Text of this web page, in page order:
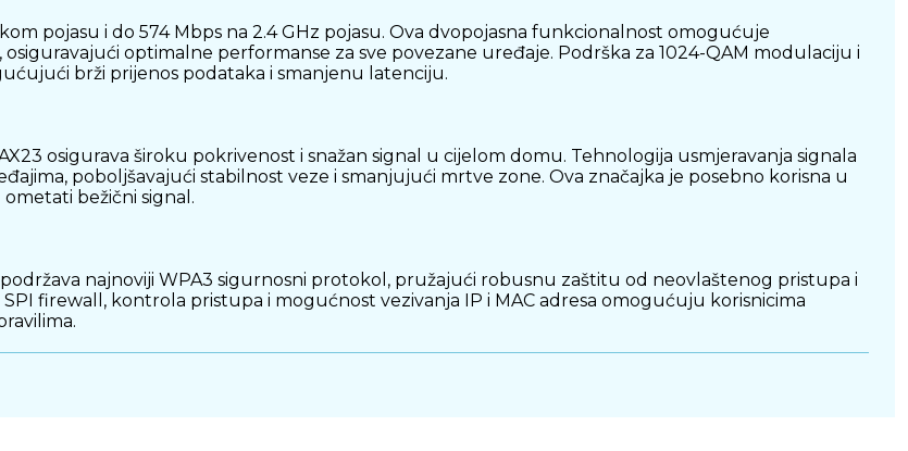
pojasu i do 574 Mbps na 2.4 GHz pojasu. Ova dvopojasna funkcionalnost omogućuje
optimalne performanse za sve povezane uređaje. Podrška za 1024-QAM modulaciju i
brži prijenos podataka i smanjenu latenciju.
osigurava široku pokrivenost i snažan signal u cijelom domu. Tehnologija usmjeravanja signala
poboljšavajući stabilnost veze i smanjujući mrtve zone. Ova značajka je posebno korisna u
bežični signal.
najnoviji WPA3 sigurnosni protokol, pružajući robusnu zaštitu od neovlaštenog pristupa i
firewall, kontrola pristupa i mogućnost vezivanja IP i MAC adresa omogućuju korisnicima